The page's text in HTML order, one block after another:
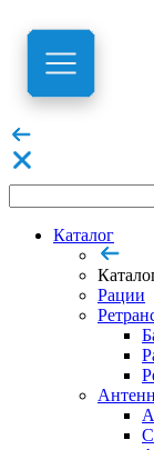
Каталог
Рации